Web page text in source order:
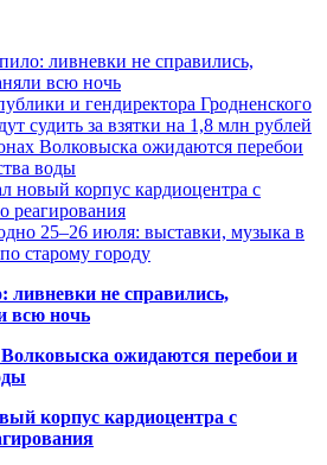
ливневки не справились,
всю ночь
и гендиректора Гродненского
судить за взятки на 1,8 млн рублей
Волковыска ожидаются перебои
воды
новый корпус кардиоцентра с
реагирования
25–26 июля: выставки, музыка в
старому городу
ливневки не справились,
всю ночь
ожидаются перебои и
корпус кардиоцентра с